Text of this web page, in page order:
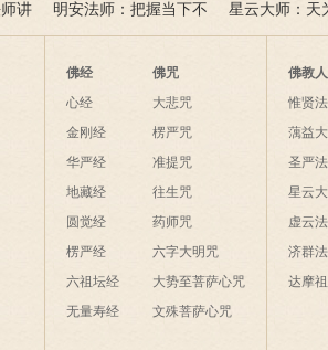
向何
若将花比人间事，花与人
间事一同。
美好姻缘，有个简单方
法
是怎样的？
讲
明安法师：把握当下不
后悔
星云大师：天
为毡，日月星
夜间不敢长伸
破海底天。
佛经
心经
金刚经
华严经
地藏经
圆觉经
楞严经
六祖坛经
无量寿经
佛咒
大悲咒
楞严咒
准提咒
往生咒
药师咒
六字大明咒
大势至菩萨心咒
文殊菩萨心咒
佛教
惟贤
蕅益
圣严
星云
虚云
济群
达摩